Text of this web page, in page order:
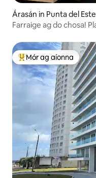
Árasán in Punta del Este
An-mhór ag aíonna
Mór ag aíonna